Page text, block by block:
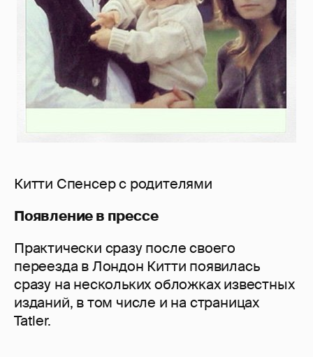
Китти Спенсер с родителями
Появление в прессе
Практически сразу после своего
переезда в Лондон Китти появилась
сразу на нескольких обложках известных
изданий, в том числе и на страницах
Tatler.